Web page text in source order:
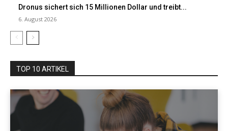
Dronus sichert sich 15 Millionen Dollar und treibt...
6. August 2026
TOP 10 ARTIKEL